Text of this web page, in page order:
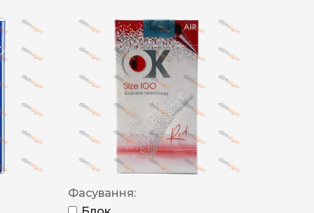
Фасування: